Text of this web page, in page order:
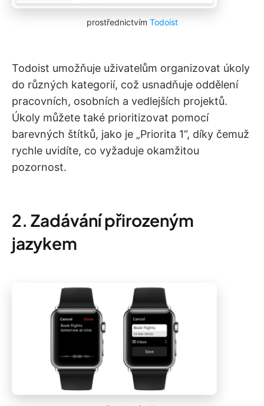
prostřednictvím Todoist
Todoist umožňuje uživatelům organizovat úkoly
do různých kategorií, což usnadňuje oddělení
pracovních, osobních a vedlejších projektů.
Úkoly můžete také prioritizovat pomocí
barevných štítků, jako je „Priorita 1“, díky čemuž
rychle uvidíte, co vyžaduje okamžitou
pozornost.
2. Zadávání přirozeným
jazykem